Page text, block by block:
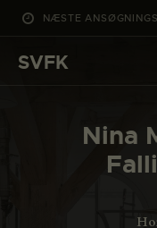
NÆSTE
SVFK
Nina
DET SKER